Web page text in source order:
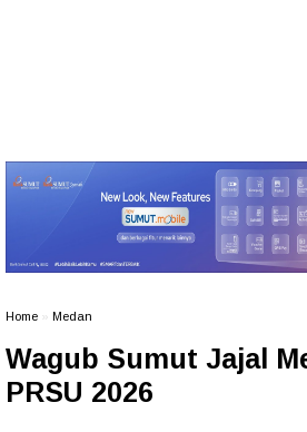
Home Medan
Wagub Sumut Jajal
PRSU 2026 ‎